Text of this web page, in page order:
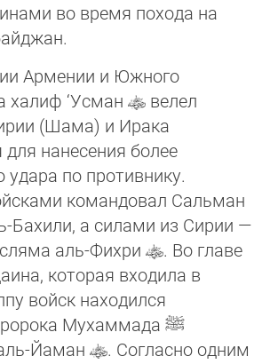
во время похода на
Армении и Южного
халиф ‘Усман
велел
(Шама) и Ирака
нанесения более
удара по противнику.
командовал Сальман
Бахили, а силами из Сирии —
аль-Фихри
. Во главе
которая входила в
войск находился
Мухаммада ﷺ
Йаман
. Согласно одним